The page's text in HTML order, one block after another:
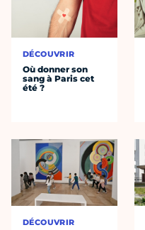
DÉCOUVRIR
Où donner son
sang à Paris cet
été ?
DÉCOUVRIR